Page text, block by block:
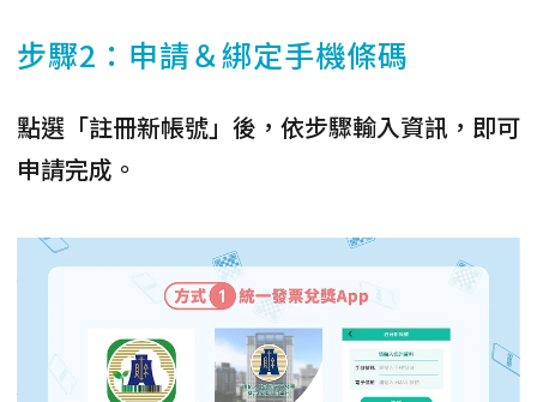
步驟2：申請＆綁定手機條碼
點選「註冊新帳號」後，依步驟輸入資訊，即可
申請完成。